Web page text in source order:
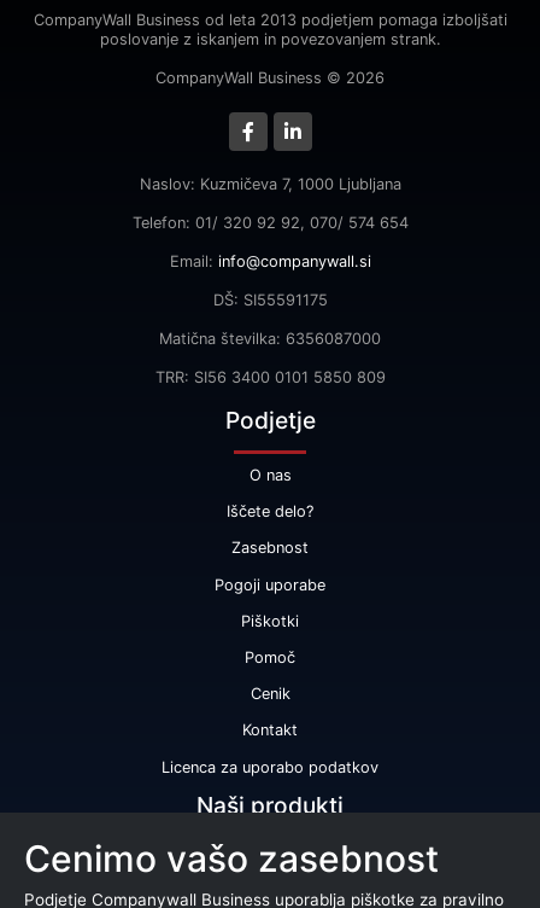
CompanyWall Business od leta 2013 podjetjem pomaga izboljšati
poslovanje z iskanjem in povezovanjem strank.
CompanyWall Business © 2026
Naslov: Kuzmičeva 7, 1000 Ljubljana
Telefon: 01/ 320 92 92, 070/ 574 654
Email: info@companywall.si
DŠ: SI55591175
Matična številka: 6356087000
TRR: SI56 3400 0101 5850 809
Podjetje
O nas
Iščete delo?
Zasebnost
Pogoji uporabe
Piškotki
Pomoč
Cenik
Kontakt
Licenca za uporabo podatkov
Naši produkti
Bonitetna ocena
Bonitetno poročilo
Cenimo vašo zasebnost
Podjetje Companywall Business uporablja piškotke za pravilno